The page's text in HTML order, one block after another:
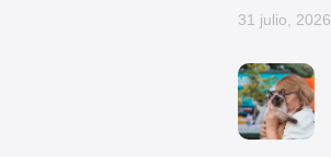
31 julio, 2026